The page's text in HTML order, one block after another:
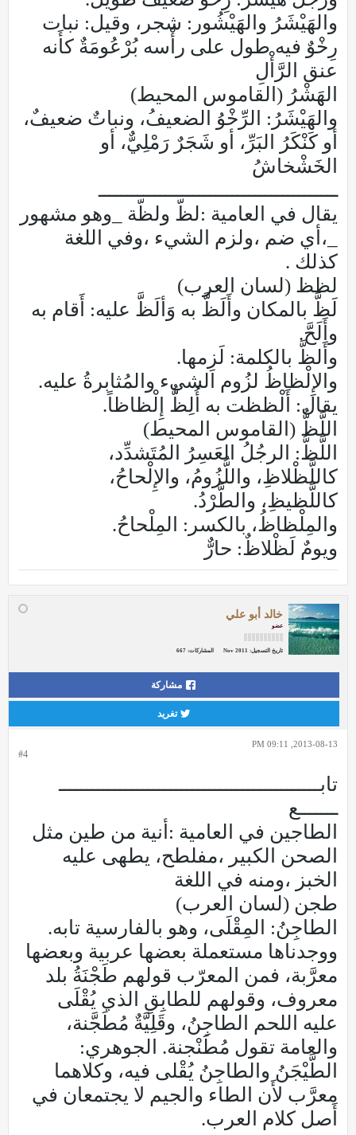
والهَيْشَرُ والهَيْشُور: شجر، وقيل: نبات
رِخْوٌ فيه طول على رأْسه بُرْعُومَةٌ كأَنه
عنق الرَّأْلِ
الهَشْرُ (القاموس المحيط)
والهَيْشَرُ: الرِّخْوُ الضعيفُ، ونباتٌ ضعيفٌ،
أو كَنْكَرُ البَرِّ، أو شَجَرٌ رَمْلِيٌّ، أو
الخَشْخاشُ
ـــــــــــــــــــــــــــــــــــــــــــ
يقال في العامية :لظّ ولظّة _وهو مشهور
_،أي ضم ،ولزم الشيء ،وفي اللغة
كذلك .
لظظ (لسان العرب)
لَظَّ بالمكان وأَلَظَّ به وَألَظَّ عليه: أَقام به
وأَلَحَّ.
وأَلظَّ بالكلمة: لَزِمها.
والإِلْظاظُ لزُوم الشيء والمُثابرةُ عليه.
يقال: أَلْظظت به أُلِظُّ إِلْظاظاً.
اللَّظُّ (القاموس المحيط)
اللَّظُّ: الرجُلُ العَسِرُ المُتَشدِّد،
كاللَّظْلاظِ، واللُّزُومُ، والإِلْحاحُ،
كاللَّظيظِ، والطَّرْدُ.
والمِلْظاظُ، بالكسر: المِلْحاحُ.
ويومٌ لَظْلاظٌ: حارٌّ
خالد أبو علي
عضو
تاريخ التسجيل: Nov 2011 المشاركات: 667
مشاركة
تغريد
#4
2013-08-13, 09:11 PM
تابـــــــــــــــــــــــــــــــــــــــــــــــ
ـــــــع
الطاجين في العامية :أنية من طين مثل
الصحن الكبير ،مفلطح، يطهى عليه
الخبز ،ومنه في اللغة
طجن (لسان العرب)
الطاجِنُ: المِقْلَى، وهو بالفارسية تابه.
ووجدناها مستعملة بعضها عربية وبعضها
معرَّبة، فمن المعرّب قولهم طَجْنَةُ بلد
معروف، وقولهم للطابِقِ الذي يُقْلَى
عليه اللحم الطاجِنُ، وقَلِيَّةٌ مُطَجَّنة،
والعامة تقول مُطَنْجنة. الجوهري:
الطَّيْجَنُ والطاجِنُ يُقْلى فيه، وكلاهما
معرَّب لأَن الطاء والجيم لا يجتمعان في
أَصل كلام العرب.